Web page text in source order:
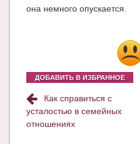
она немного опускается.
ДОБАВИТЬ В ИЗБРАННОЕ
Как справиться с
усталостью в семейных
отношениях